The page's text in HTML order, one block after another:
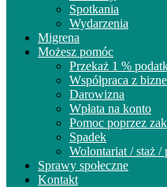
Spotkania
Wydarzenia
Migrena
Możesz pomóc
Przekaż 1 %
Współpraca z
Darowizna
Wpłata na konto
Pomoc poprzez
Spadek
Wolontariat / staż /
Sprawy społeczne
Kontakt